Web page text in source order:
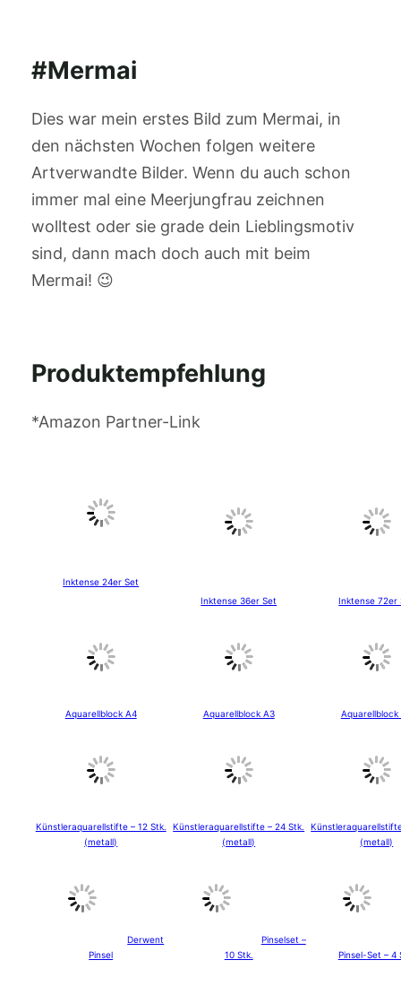
#Mermai
Dies war mein erstes Bild zum Mermai, in
den nächsten Wochen folgen weitere
Artverwandte Bilder. Wenn du auch schon
immer mal eine Meerjungfrau zeichnen
wolltest oder sie grade dein Lieblingsmotiv
sind, dann mach doch auch mit beim
Mermai! 😉
Produktempfehlung
*Amazon Partner-Link
Inktense 24er Set
Inktense 36er Set
Inktense 72er
Aquarellblock A4 Aquarellblock A3 Aquarellblock
Künstleraquarellstifte – 12 Stk.
(metall)
Künstleraquarellstifte – 24 Stk.
(metall)
(metall)
Derwent
Pinsel
Pinselset –
10 Stk.
Pinsel-Set – 4